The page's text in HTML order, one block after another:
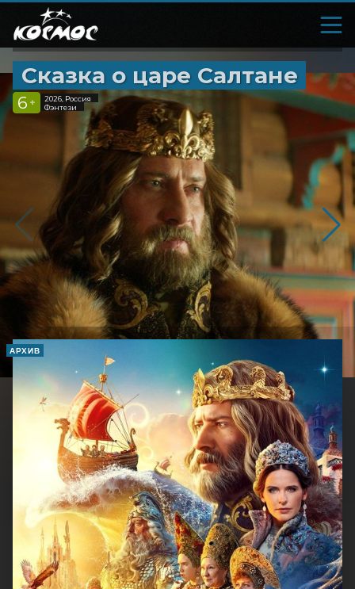
Сказка о царе Салтане
6 +
2026, Россия
Фэнтези
АРХИВ